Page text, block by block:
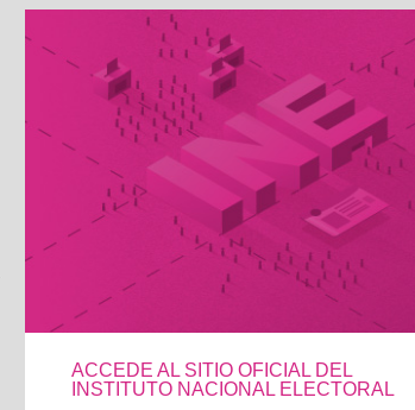
ACCEDE AL SITIO OFICIAL DEL
INSTITUTO NACIONAL ELECTORAL